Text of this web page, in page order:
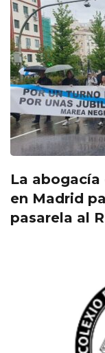
La
en Madrid
pasarela al